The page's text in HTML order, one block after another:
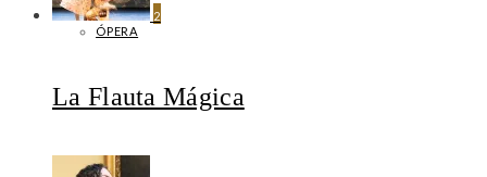
2
ÓPERA
La Flauta Mágica